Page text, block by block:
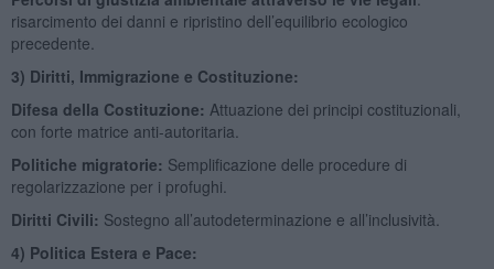
risarcimento dei danni e ripristino dell’equilibrio ecologico
precedente.
3) Diritti, Immigrazione e Costituzione:
Difesa della Costituzione: Attuazione dei principi costituzionali,
con forte matrice anti-autoritaria.
Politiche migratorie: Semplificazione delle procedure di
regolarizzazione per i profughi.
Diritti Civili: Sostegno all’autodeterminazione e all’inclusività.
4) Politica Estera e Pace: